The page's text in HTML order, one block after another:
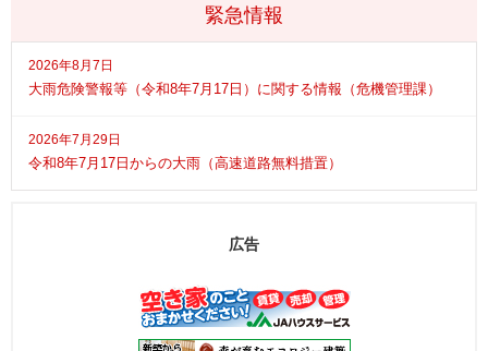
緊急情報
2026年8月7日
大雨危険警報等（令和8年7月17日）に関する情報（危機管理課）
2026年7月29日
令和8年7月17日からの大雨（高速道路無料措置）
広告